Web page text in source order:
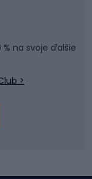
na svoje ďalšie
>